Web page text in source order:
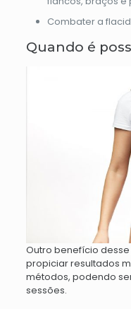
Combater a
Quando é
Outro benefício
propiciar resultados
métodos, podendo
sessões.